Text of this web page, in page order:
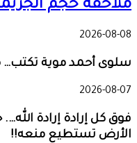
ملاحقة حجم
2026-08-08
سلوى أحمد موية تكتب…
2026-08-07
فوق كل إرادة إرادة
الأرض تستطيع منعه!!